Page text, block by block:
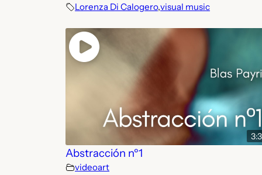
Lorenza Di Calogero,visual music
Abstracción nº1
videoart